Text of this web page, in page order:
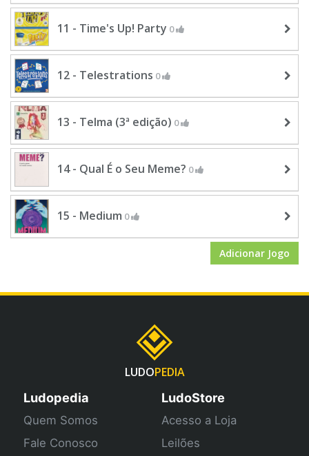
11 - Time's Up! Party 0
12 - Telestrations 0
13 - Telma (3ª edição) 0
14 - Qual É o Seu Meme? 0
15 - Medium 0
Adicionar Jogo
LUDOPEDIA
Ludopedia
Quem Somos
Fale Conosco
LudoStore
Acesso a Loja
Leilões